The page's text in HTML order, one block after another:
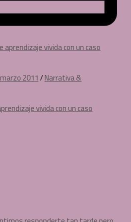
marzo 2011 /Narrativa &
vivida con un caso